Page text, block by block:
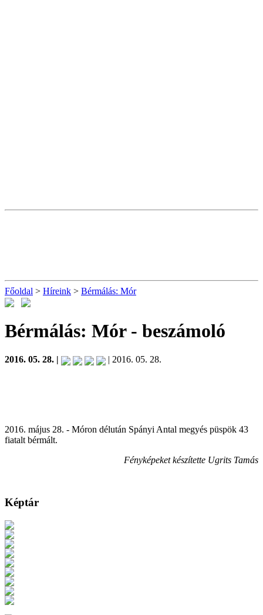
Főoldal > Híreink > Bérmálás: Mór
Bérmálás: Mór- beszámoló
2016. 05. 28. | | 2016. 05. 28.
2016. május 28. - Móron délután Spányi Antal megyés püspök 43
fiatalt bérmált.
Fényképeket készítette Ugrits Tamás
Képtár